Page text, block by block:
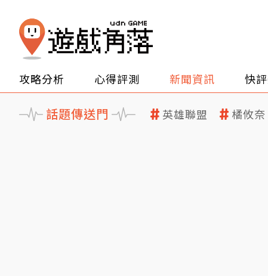
攻略分析 心得評測 新聞資訊 快
話題傳送門 英雄聯盟 橘攸奈